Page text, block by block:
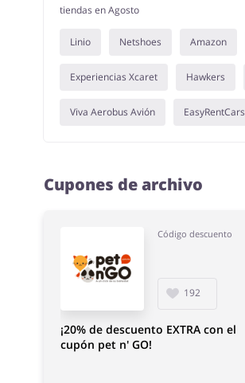
tiendas en Agosto
Linio Netshoes Amazon
Experiencias Xcaret Hawkers
Viva Aerobus Avión EasyRentCars
Cupones de archivo
Código descuento
192
¡20% de descuento EXTRA con el
cupón pet n' GO!